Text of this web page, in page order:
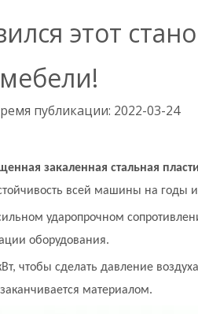
этот
мебели!
публикации: 2022-03-24
закаленная стальная
всей машины на годы
ударопрочном
оборудования.
чтобы сделать давление
материалом.